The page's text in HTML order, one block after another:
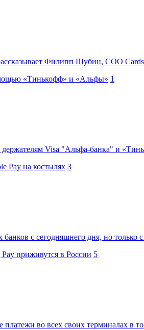
Филипп Шубин, COO
«Тинькофф» и «Альфы» 1
Visa "Альфа-банка" и
Pay на костылях 3
банков с сегодняшнего дня, но
приживутся в России 5
платежи во всех своих терминалах в